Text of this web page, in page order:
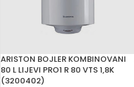
ARISTON BOJLER KOMBINOVANI
80 L LIJEVI PRO1 R 80 VTS 1,8K
(3200402)